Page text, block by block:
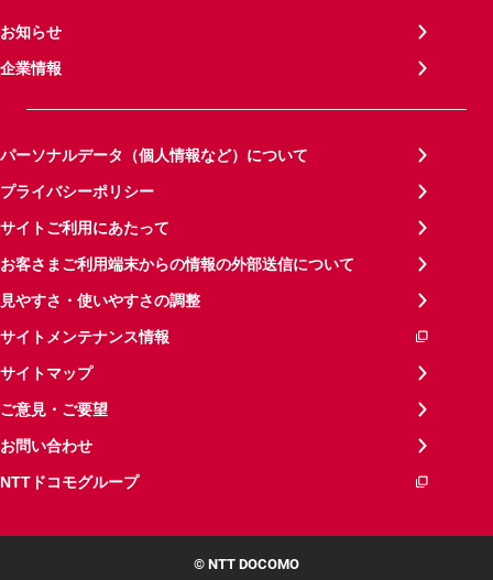
お知らせ
企業情報
パーソナルデータ（個人情報など）について
プライバシーポリシー
サイトご利用にあたって
お客さまご利用端末からの情報の外部送信について
見やすさ・使いやすさの調整
サイトメンテナンス情報
サイトマップ
ご意見・ご要望
お問い合わせ
NTTドコモグループ
© NTT DOCOMO